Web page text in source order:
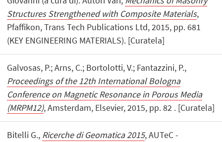
Structures Strengthened with Composite Materials,
Pfaffikon, Trans Tech Publications Ltd, 2015, pp. 681
(KEY ENGINEERING MATERIALS). [Curatela]
Galvosas, P.; Arns, C.; Bortolotti, V.; Fantazzini, P.,
Proceedings of the 12th International Bologna
Conference on Magnetic Resonance in Porous Media
(MRPM12), Amsterdam, Elsevier, 2015, pp. 82 . [Curatela]
Bitelli G., Ricerche di Geomatica 2015, AUTeC -